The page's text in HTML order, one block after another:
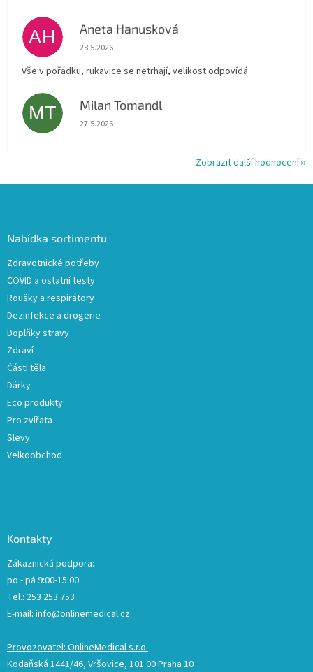
AH Aneta Hanusková
Hodnocení obchodu je 5 z 5 hvězdiček.
28.5.2026
Vše v pořádku, rukavice se netrhají, velikost odpovídá.
MT Milan Tomandl
Hodnocení obchodu je 5 z 5 hvězdiček.
27.5.2026
Zobrazit další hodnocení
Nabídka sortimentu
Zdravotnické potřeby
COVID a ostatní testy
Roušky a respirátory
Dezinfekce a drogerie
Doplňky stravy
Zdraví
Části těla
Dárky
Eco produkty
Pro zvířata
Slevy
Velkoobchod
Kontakty
Zákaznická podpora:
po - pá 9:00-15:00
Tel.: 253 253 753
E-mail: info@onlinemedical.cz
Provozovatel: OnlineMedical s.r.o.
Kodaňská 1441/46, Vršovice, 101 00 Praha 10